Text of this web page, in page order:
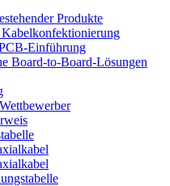
Produkte
Einführung
Board-to-Board-Lösungen